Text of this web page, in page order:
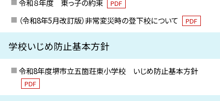
令和８年度 東っ子の約束 PDF
（令和8年5月改訂版）非常変災時の登下校について PDF
学校いじめ防止基本方針
令和8年度堺市立五箇荘東小学校 いじめ防止基本方針
PDF